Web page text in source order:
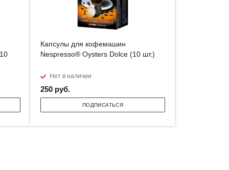
Капсулы для кофемашин
Nespresso® Oysters Dolce (10 шт.)
Нет в наличии
250 руб.
ПОДПИСАТЬСЯ